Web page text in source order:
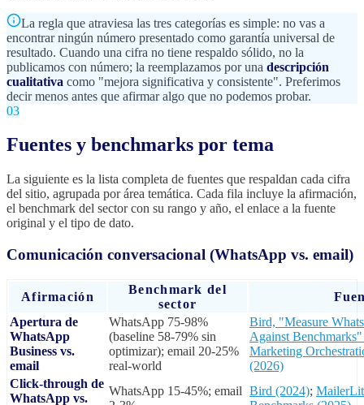
La regla que atraviesa las tres categorías es simple: no vas a
encontrar ningún número presentado como garantía universal de
resultado. Cuando una cifra no tiene respaldo sólido, no la
publicamos con número; la reemplazamos por una descripción
cualitativa como "mejora significativa y consistente". Preferimos
decir menos antes que afirmar algo que no podemos probar.
03
Fuentes y benchmarks por tema
La siguiente es la lista completa de fuentes que respaldan cada cifra
del sitio, agrupada por área temática. Cada fila incluye la afirmación,
el benchmark del sector con su rango y año, el enlace a la fuente
original y el tipo de dato.
Comunicación conversacional (WhatsApp vs. email)
Afirmación
Benchmark del
sector
Apertura de
WhatsApp
Business vs.
email
WhatsApp 75-98%
(baseline 58-79% sin
optimizar); email 20-25%
real-world
Bird, "Measure
Against
Marketing
(2026)
Click-through de
WhatsApp vs.
WhatsApp 15-45%; email Bird (2024);